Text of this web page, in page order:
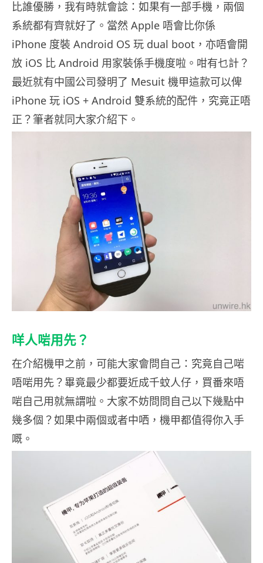
比誰優勝，我有時就會諗：如果有一部手機，兩個
系統都有齊就好了。當然 Apple 唔會比你係
iPhone 度裝 Android OS 玩 dual boot，亦唔會開
放 iOS 比 Android 用家裝係手機度啦。咁有乜計？
最近就有中國公司發明了 Mesuit 機甲這款可以俾
iPhone 玩 iOS + Android 雙系統的配件，究竟正唔
正？筆者就同大家介紹下。
咩人啱用先？
在介紹機甲之前，可能大家會問自己：究竟自己啱
唔啱用先？畢竟最少都要近成千蚊人仔，買番來唔
啱自己用就無謂啦。大家不妨問問自己以下幾點中
幾多個？如果中兩個或者中哂，機甲都值得你入手
嘅。